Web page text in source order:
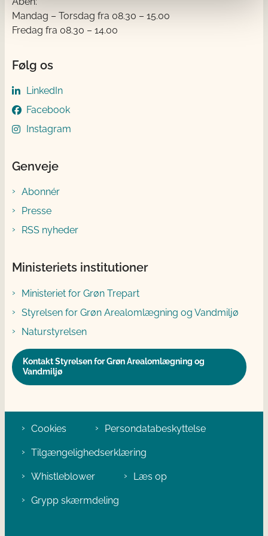
Mandag – Torsdag fra 08.30 – 15.00
Fredag fra 08.30 – 14.00
Følg os
LinkedIn
Facebook
Instagram
Genveje
Abonnér
Presse
RSS nyheder
Ministeriets institutioner
Ministeriet for Grøn Trepart
Styrelsen for Grøn Arealomlægning og Vandmiljø
Naturstyrelsen
Kontakt Styrelsen for Grøn Arealomlægning og
Vandmiljø
Cookies Persondatabeskyttelse
Tilgængelighedserklæring
Whistleblower Læs op
Grypp skærmdeling